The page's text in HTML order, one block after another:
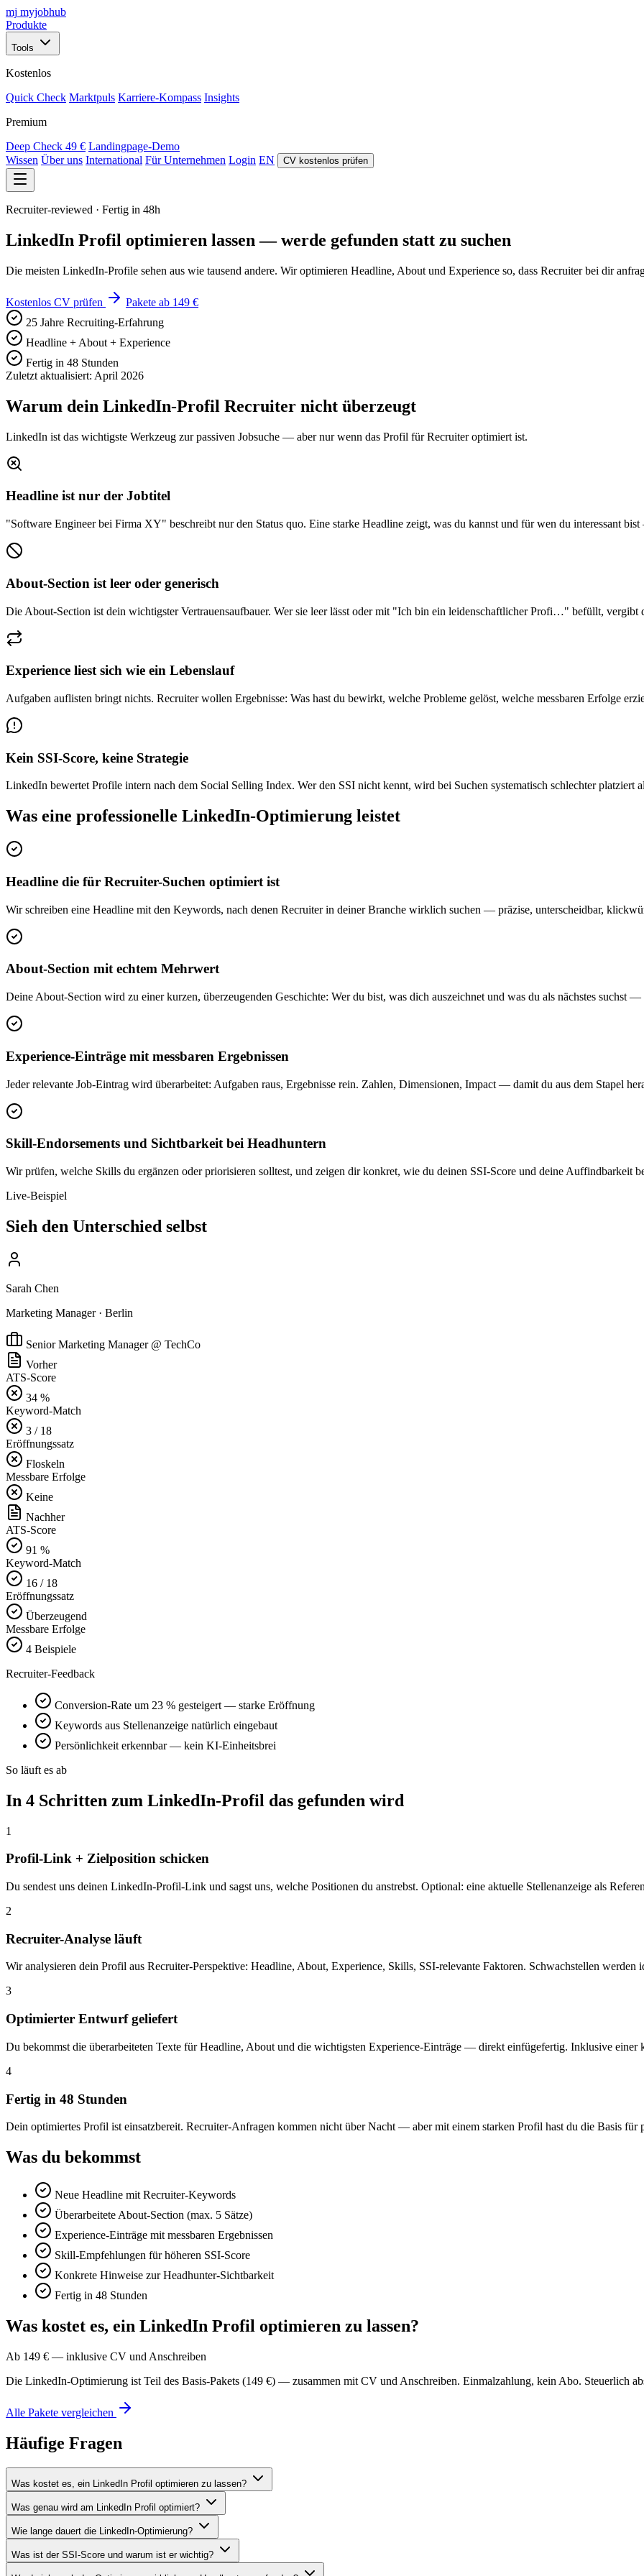
mj myjobhub
Produkte
Tools
Kostenlos
Quick Check Marktpuls Karriere-Kompass Insights
Premium
Deep Check 49 € Landingpage-Demo
Wissen Über uns International Für Unternehmen Login EN CV kostenlos prüfen
Recruiter-reviewed · Fertig in 48h
LinkedIn Profil optimieren lassen — werde gefunden statt zu suchen
Die meisten LinkedIn-Profile sehen aus wie tausend andere. Wir optimieren Headline, About und Experience so, dass Recruiter bei dir
Kostenlos CV prüfen
Pakete ab 149 €
25 Jahre Recruiting-Erfahrung
Headline + About + Experience
Fertig in 48 Stunden
Zuletzt aktualisiert: April 2026
Warum dein LinkedIn-Profil Recruiter nicht überzeugt
LinkedIn ist das wichtigste Werkzeug zur passiven Jobsuche — aber nur wenn das Profil für Recruiter optimiert ist.
Headline ist nur der Jobtitel
"Software Engineer bei Firma XY" beschreibt nur den Status quo. Eine starke Headline zeigt, was du kannst und für wen du interessant
About-Section ist leer oder generisch
Die About-Section ist dein wichtigster Vertrauensaufbauer. Wer sie leer lässt oder mit "Ich bin ein leidenschaftlicher Profi…" befüllt, vergibt
Experience liest sich wie ein Lebenslauf
Aufgaben auflisten bringt nichts. Recruiter wollen Ergebnisse: Was hast du bewirkt, welche Probleme gelöst, welche messbaren Erfolge
Kein SSI-Score, keine Strategie
LinkedIn bewertet Profile intern nach dem Social Selling Index. Wer den SSI nicht kennt, wird bei Suchen systematisch schlechter platziert
Was eine professionelle LinkedIn-Optimierung leistet
Headline die für Recruiter-Suchen optimiert ist
Wir schreiben eine Headline mit den Keywords, nach denen Recruiter in deiner Branche wirklich suchen — präzise, unterscheidbar,
About-Section mit echtem Mehrwert
Deine About-Section wird zu einer kurzen, überzeugenden Geschichte: Wer du bist, was dich auszeichnet und was du als nächstes suchst
Experience-Einträge mit messbaren Ergebnissen
Jeder relevante Job-Eintrag wird überarbeitet: Aufgaben raus, Ergebnisse rein. Zahlen, Dimensionen, Impact — damit du aus dem Stapel
Skill-Endorsements und Sichtbarkeit bei Headhuntern
Wir prüfen, welche Skills du ergänzen oder priorisieren solltest, und zeigen dir konkret, wie du deinen SSI-Score und deine Auffindbarkeit
Live-Beispiel
Sieh den Unterschied selbst
Sarah Chen
Marketing Manager · Berlin
Senior Marketing Manager @ TechCo
Vorher
ATS-Score
34 %
Keyword-Match
3 / 18
Eröffnungssatz
Floskeln
Messbare Erfolge
Keine
Nachher
ATS-Score
91 %
Keyword-Match
16 / 18
Eröffnungssatz
Überzeugend
Messbare Erfolge
4 Beispiele
Recruiter-Feedback
Conversion-Rate um 23 % gesteigert — starke Eröffnung
Keywords aus Stellenanzeige natürlich eingebaut
Persönlichkeit erkennbar — kein KI-Einheitsbrei
So läuft es ab
In 4 Schritten zum LinkedIn-Profil das gefunden wird
1
Profil-Link + Zielposition schicken
Du sendest uns deinen LinkedIn-Profil-Link und sagst uns, welche Positionen du anstrebst. Optional: eine aktuelle Stellenanzeige als
2
Recruiter-Analyse läuft
Wir analysieren dein Profil aus Recruiter-Perspektive: Headline, About, Experience, Skills, SSI-relevante Faktoren. Schwachstellen werden
3
Optimierter Entwurf geliefert
Du bekommst die überarbeiteten Texte für Headline, About und die wichtigsten Experience-Einträge — direkt einfügefertig. Inklusive einer
4
Fertig in 48 Stunden
Dein optimiertes Profil ist einsatzbereit. Recruiter-Anfragen kommen nicht über Nacht — aber mit einem starken Profil hast du die Basis für
Was du bekommst
Neue Headline mit Recruiter-Keywords
Überarbeitete About-Section (max. 5 Sätze)
Experience-Einträge mit messbaren Ergebnissen
Skill-Empfehlungen für höheren SSI-Score
Konkrete Hinweise zur Headhunter-Sichtbarkeit
Fertig in 48 Stunden
Was kostet es, ein LinkedIn Profil optimieren zu lassen?
Ab 149 € — inklusive CV und Anschreiben
Die LinkedIn-Optimierung ist Teil des Basis-Pakets (149 €) — zusammen mit CV und Anschreiben. Einmalzahlung, kein Abo. Steuerlich
Alle Pakete vergleichen
Häufige Fragen
Was kostet es, ein LinkedIn Profil optimieren zu lassen?
Was genau wird am LinkedIn Profil optimiert?
Wie lange dauert die LinkedIn-Optimierung?
Was ist der SSI-Score und warum ist er wichtig?